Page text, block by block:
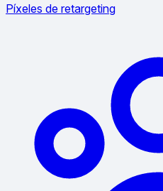
Píxeles de retargeting